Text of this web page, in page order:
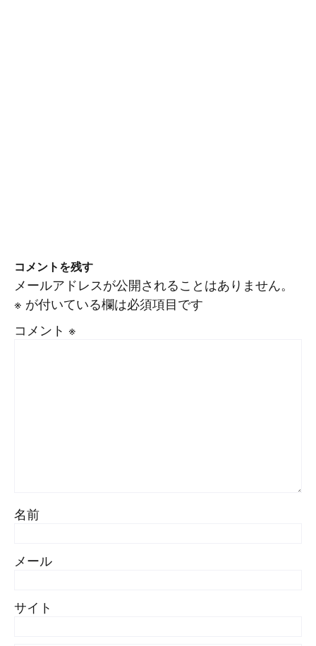
コメントを残す
メールアドレスが公開されることはありません。
※ が付いている欄は必須項目です
コメント ※
名前
メール
サイト